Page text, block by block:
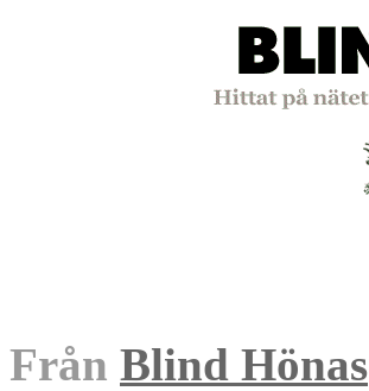
Från Blind Hönas